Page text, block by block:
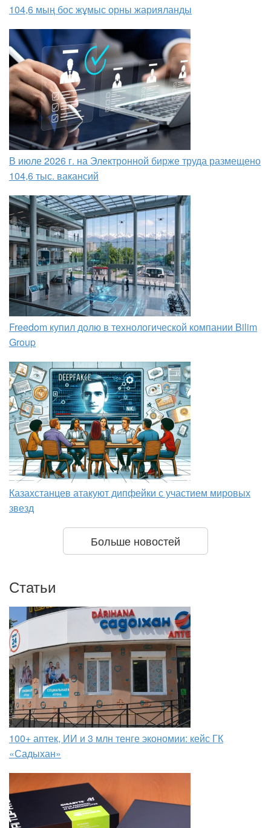
104,6 мың бос жұмыс орны жарияланды
В июле 2026 г. на Электронной бирже труда размещено
104,6 тыс. вакансий
Freedom купил долю в технологической компании Bilim
Group
Казахстанцев атакуют дипфейки с участием мировых
звезд
Больше новостей
Статьи
100+ аптек, ИИ и 3 млн тенге экономии: кейс ГК
«Садыхан»